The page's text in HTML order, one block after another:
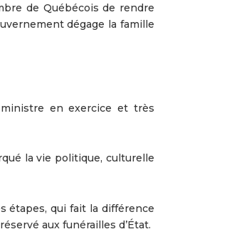
de Québécois de rendre
dégage la famille
en exercice et très
la vie politique, culturelle
étapes, qui fait la différence
aux funérailles d’État.